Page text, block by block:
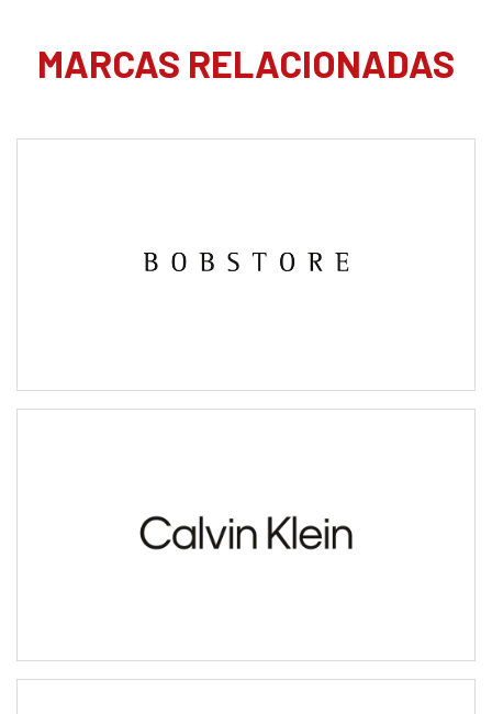
MARCAS RELACIONADAS